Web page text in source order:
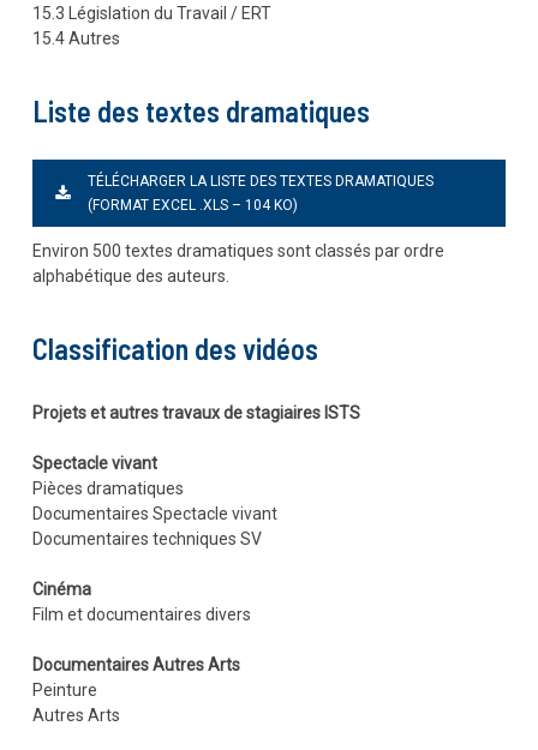
15.3 Législation du Travail / ERT
15.4 Autres
Liste des textes dramatiques
TÉLÉCHARGER LA LISTE DES TEXTES DRAMATIQUES
(FORMAT EXCEL .XLS – 104 KO)
Environ 500 textes dramatiques sont classés par ordre
alphabétique des auteurs.
Classification des vidéos
Projets et autres travaux de stagiaires ISTS
Spectacle vivant
Pièces dramatiques
Documentaires Spectacle vivant
Documentaires techniques SV
Cinéma
Film et documentaires divers
Documentaires Autres Arts
Peinture
Autres Arts